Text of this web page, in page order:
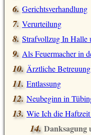
Gerichtsverhandlung
Verurteilung
Strafvollzug In Halle
Als Feuermacher in
Ärztliche Betreuung
Entlassung
Neubeginn in
Wie Ich die Haftzeit
Danksagung